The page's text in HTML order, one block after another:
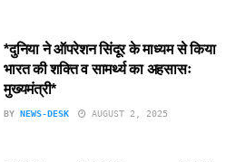
*दुनिया ने ऑपरेशन सिंदूर के माध्यम से किया
भारत की शक्ति व सामर्थ्य का अहसासः
मुख्यमंत्री*
BY NEWS-DESK AUGUST 2, 2025